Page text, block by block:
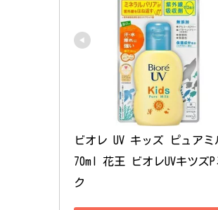
ビオレ UV キッズ ピュアミ
70ml 花王 ビオレUVキツズP
ク